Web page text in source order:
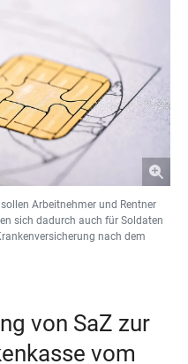
Arbeitnehmer und Rentner
sich dadurch auch für Soldaten
nach dem
von SaZ zur
vom